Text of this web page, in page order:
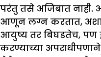
परंतु तसे अजिबात
आणून लग्न करतात, अशा
आयुष्य तर बिघडतेच, पण
करण्याच्या